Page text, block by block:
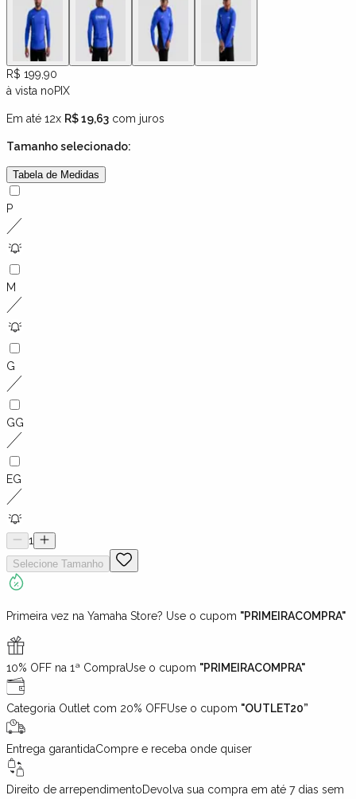
R$ 199,90
à vista noPIX
Em até 12x R$ 19,63 com juros
Tamanhoselecionado:
Tabela de Medidas
P
M
G
GG
EG
1
Selecione Tamanho
Primeira vez na Yamaha Store? Use o cupom "PRIMEIRACOMPRA"
10% OFF na 1ª CompraUse o cupom "PRIMEIRACOMPRA"
Categoria Outlet com 20% OFFUse o cupom "OUTLET20”
Entrega garantidaCompre e receba onde quiser
Direito de arrependimentoDevolva sua compra em até 7 dias sem